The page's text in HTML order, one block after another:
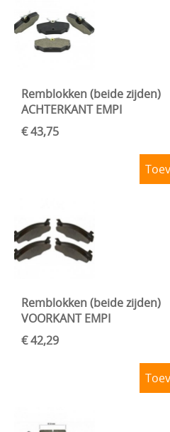
Remblokken (beide zijden)
ACHTERKANT EMPI
€ 43,75
Remblokken (beide zijden)
VOORKANT EMPI
€ 42,29